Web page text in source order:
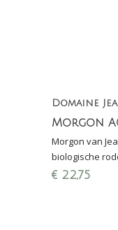
Domaine
Morgon
Morgon van
biologische
gemaakt van
€ 22,75